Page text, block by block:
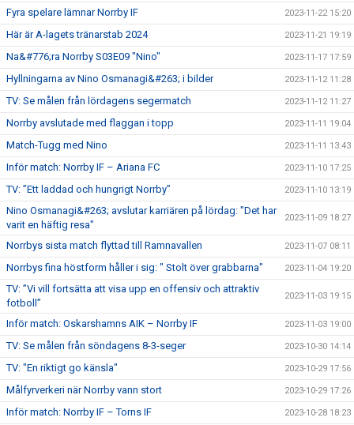
Fyra spelare lämnar Norrby IF 2023-11-22 15:20
Här är A-lagets tränarstab 2024 2023-11-21 19:19
Na&#776;ra Norrby S03E09 "Nino" 2023-11-17 17:59
Hyllningarna av Nino Osmanagi&#263; i bilder 2023-11-12 11:28
TV: Se målen från lördagens segermatch 2023-11-12 11:27
Norrby avslutade med flaggan i topp 2023-11-11 19:04
Match-Tugg med Nino 2023-11-11 13:43
Inför match: Norrby IF – Ariana FC 2023-11-10 17:25
TV: ”Ett laddad och hungrigt Norrby” 2023-11-10 13:19
Nino Osmanagi&#263; avslutar karriären på lördag: "Det har
varit en häftig resa"
2023-11-09 18:27
Norrbys sista match flyttad till Ramnavallen 2023-11-07 08:11
Norrbys fina höstform håller i sig: " Stolt över grabbarna" 2023-11-04 19:20
TV: ”Vi vill fortsätta att visa upp en offensiv och attraktiv
fotboll”
2023-11-03 19:15
Inför match: Oskarshamns AIK – Norrby IF 2023-11-03 19:00
TV: Se målen från söndagens 8-3-seger 2023-10-30 14:14
TV: "En riktigt go känsla" 2023-10-29 17:56
Målfyrverkeri när Norrby vann stort 2023-10-29 17:26
Inför match: Norrby IF – Torns IF 2023-10-28 18:23